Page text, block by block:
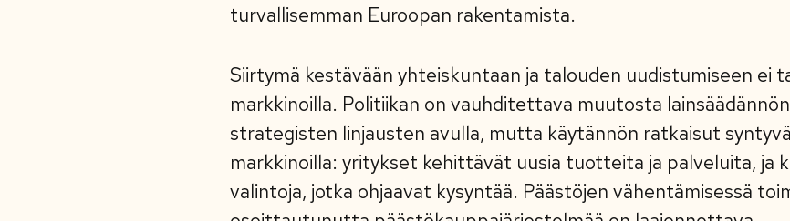
turvallisemman Euroopan rakentamista.
Siirtymä kestävään yhteiskuntaan ja talouden uudistumiseen ei
markkinoilla. Politiikan on vauhditettava muutosta
strategisten linjausten avulla, mutta käytännön ratkaisut
markkinoilla: yritykset kehittävät uusia tuotteita ja palveluita, ja
valintoja, jotka ohjaavat kysyntää. Päästöjen vähentämisessä